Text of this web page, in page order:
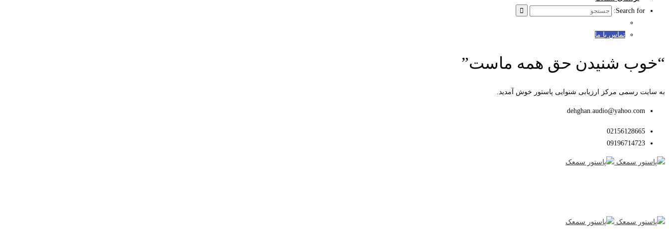
Search for:
تماس با ما
“خوب شنیدن حق همه ماست”
به سایت رسمی مرکز ارزیابی شنوایی پاستور خوش آمدید.
dehghan.audio@yahoo.com
02156128665
09196714723